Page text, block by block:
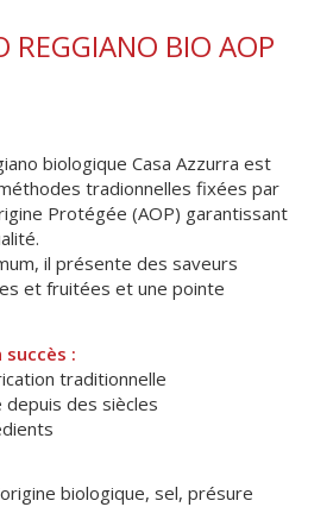
REGGIANO BIO AOP
biologique Casa Azzurra est
tradionnelles fixées par
Protégée (AOP) garantissant
il présente des saveurs
et fruitées et une pointe
:
traditionnelle
des siècles
biologique, sel, présure